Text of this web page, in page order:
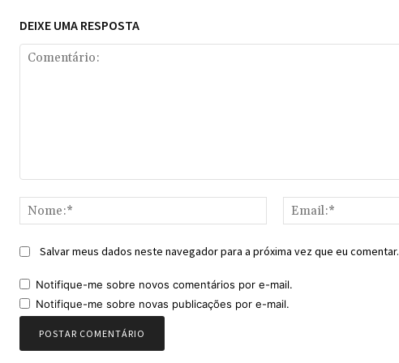
DEIXE UMA RESPOSTA
Nome:*
Salvar meus dados neste navegador para a próxima vez que eu comentar.
Notifique-me sobre novos comentários por e-mail.
Notifique-me sobre novas publicações por e-mail.